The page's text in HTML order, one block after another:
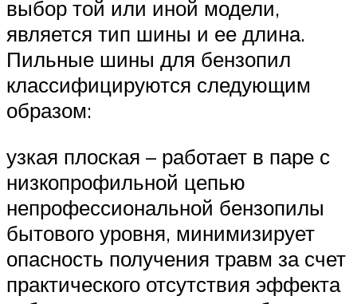
выбор той или иной модели,
является тип шины и ее длина.
Пильные шины для бензопил
классифицируются следующим
образом:
узкая плоская – работает в паре с
низкопрофильной цепью
непрофессиональной бензопилы
бытового уровня, минимизирует
опасность получения травм за счет
практического отсутствия эффекта